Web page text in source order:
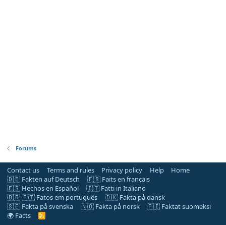
Forums
Contact us Terms and rules Privacy policy Help
Home
🇩🇪 Fakten auf Deutsch
🇫🇷 Faits en français
🇪🇸 Hechos en Español
🇮🇹 Fatti in Italiano
🇧🇷 🇵🇹 Fatos em português
🇩🇰 Fakta på dansk
🇸🇪 Fakta på svenska
🇳🇴 Fakta på norsk
🇫🇮 Faktat suomeksi
🌍 Facts
R